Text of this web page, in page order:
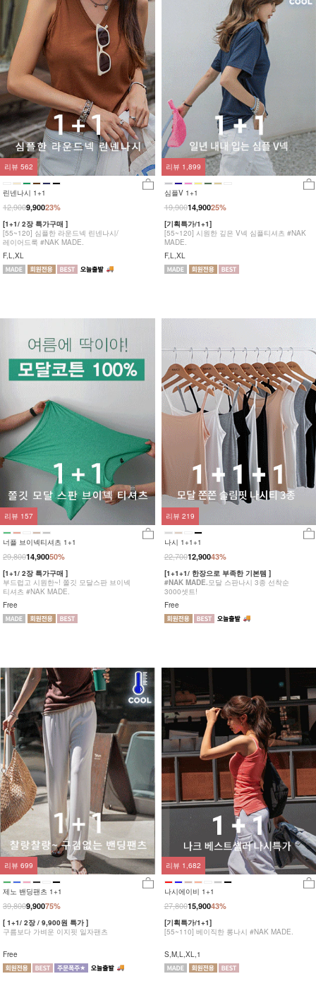
린넨나시 1+1
23%
12,9009,900
[1+1/ 2장 특가구매 ]
[55~120] 심플한 라운드넥 린넨나시/
레이어드룩 #NAK MADE.
F,L,XL
리뷰 562
심플V 1+1
25%
19,90014,900
[기획특가/1+1]
[55~120] 시원한 깊은 V넥 심플티셔츠 #NAK
MADE.
F,L,XL
리뷰 1,899
너플 브이넥티셔츠 1+1
50%
29,80014,900
[1+1/ 2장 특가구매 ]
부드럽고 시원한~! 쫄깃 모달스판 브이넥
티셔츠 #NAK MADE.
Free
리뷰 157
나시 1+1+1
43%
22,70012,900
[1+1+1/ 한장으로 부족한 기본템 ]
#NAK MADE.모달 스판나시 3종 선착순
3000셋트!
Free
리뷰 219
제노 밴딩팬츠 1+1
75%
39,8009,900
[ 1+1/ 2장 / 9,900원 특가 ]
구름보다 가벼운 이지핏 일자팬츠
Free
리뷰 699
나시에이비 1+1
43%
27,80015,900
[기획특가/1+1]
[55~110] 베이직한 롱나시 #NAK MADE.
S,M,L,XL,1
리뷰 1,682